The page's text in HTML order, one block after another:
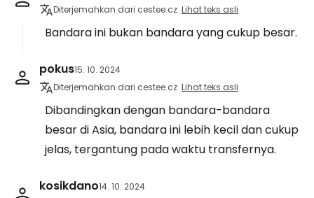
Diterjemahkan dari cestee.cz Lihat teks asli
Bandara ini bukan bandara yang cukup besar.
pokus15. 10. 2024
Diterjemahkan dari cestee.cz Lihat teks asli
Dibandingkan dengan bandara-bandara
besar di Asia, bandara ini lebih kecil dan cukup
jelas, tergantung pada waktu transfernya.
kosikdano14. 10. 2024